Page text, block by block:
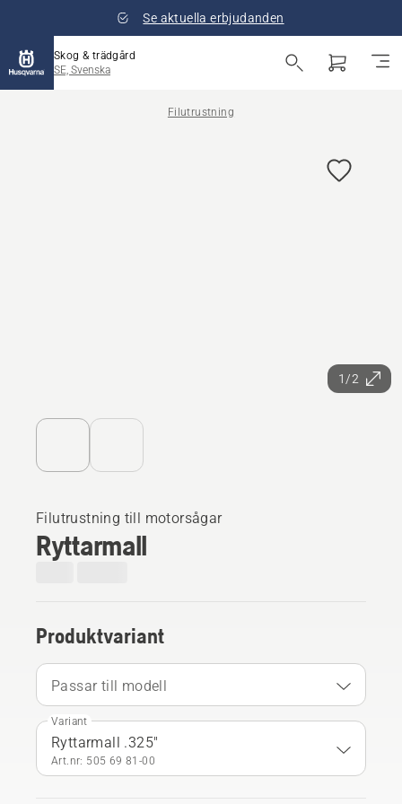
Se aktuella erbjudanden
Skog & trädgård
SE, Svenska
Filutrustning
1/2
Filutrustning till motorsågar
Ryttarmall
Produktvariant
Passar till modell
Variant
Ryttarmall .325"
Art.nr: 505 69 81‑00